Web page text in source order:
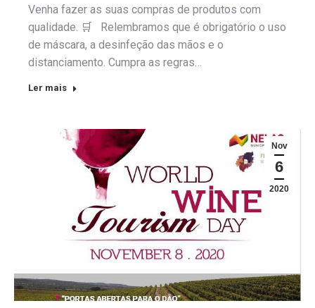
Venha fazer as suas compras de produtos com
qualidade. 🛒 Relembramos que é obrigatório o uso
de máscara, a desinfeção das mãos e o
distanciamento. Cumpra as regras…
Ler mais
Nov
6
2020